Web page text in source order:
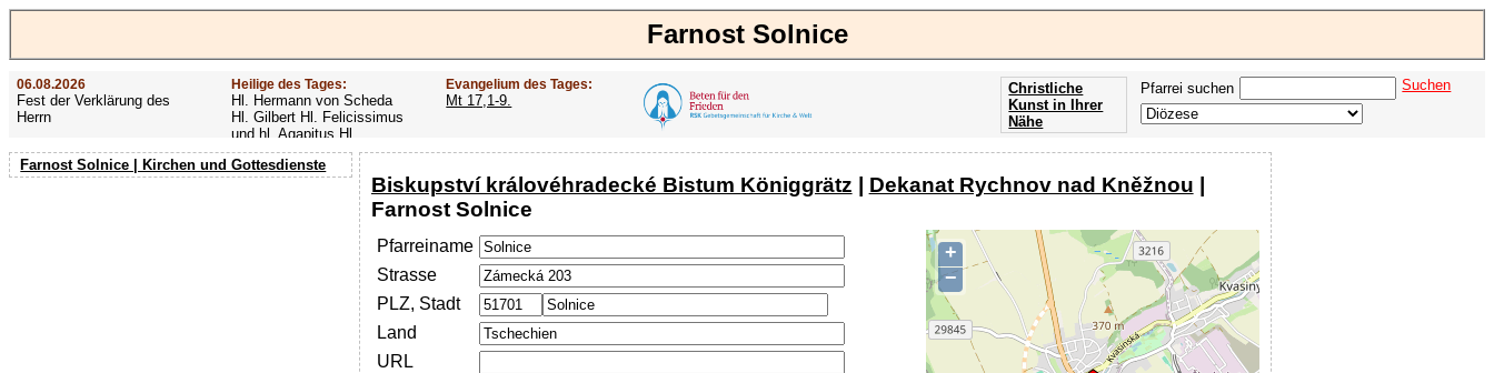
Farnost Solnice
06.08.2026
Fest der Verklärung des
Herrn
Heilige des Tages:
Hl. Hermann von Scheda
Hl. Gilbert Hl. Felicissimus
und hl. Agapitus Hl.
Gezelinus (Gozelin)
Evangelium des Tages:
Mt 17,1-9.
Pfarrei suchen Suchen
Christliche
Kunst in Ihrer
Nähe
Farnost Solnice | Kirchen und Gottesdienste
Biskupství královéhradecké Bistum Königgrätz | Dekanat Rychnov nad Kněžnou |
Farnost Solnice
+
−
Pfarreiname
Strasse
PLZ, Stadt
Land
URL